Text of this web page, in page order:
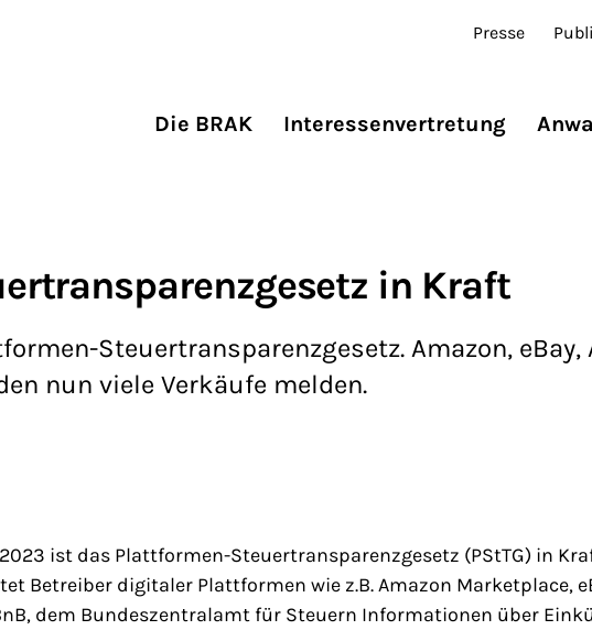
Presse
Die BRAK Interessenvertretung
in Kraft
Steuertransparenzgesetz. Amazon,
nun viele Verkäufe melden.
ist das Plattformen-Steuertransparenzgesetz (PStTG) in
Betreiber digitaler Plattformen wie z.B. Amazon Marketplace,
dem Bundeszentralamt für Steuern Informationen über